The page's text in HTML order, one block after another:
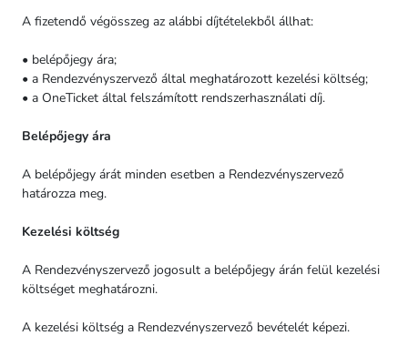
A fizetendő végösszeg az alábbi díjtételekből állhat:
• belépőjegy ára;
• a Rendezvényszervező által meghatározott kezelési költség;
• a OneTicket által felszámított rendszerhasználati díj.
Belépőjegy ára
A belépőjegy árát minden esetben a Rendezvényszervező
határozza meg.
Kezelési költség
A Rendezvényszervező jogosult a belépőjegy árán felül kezelési
költséget meghatározni.
A kezelési költség a Rendezvényszervező bevételét képezi.